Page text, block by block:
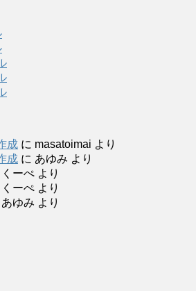
成 に masatoimai より
成 に あゆみ より
くーぺ より
くーぺ より
あゆみ より